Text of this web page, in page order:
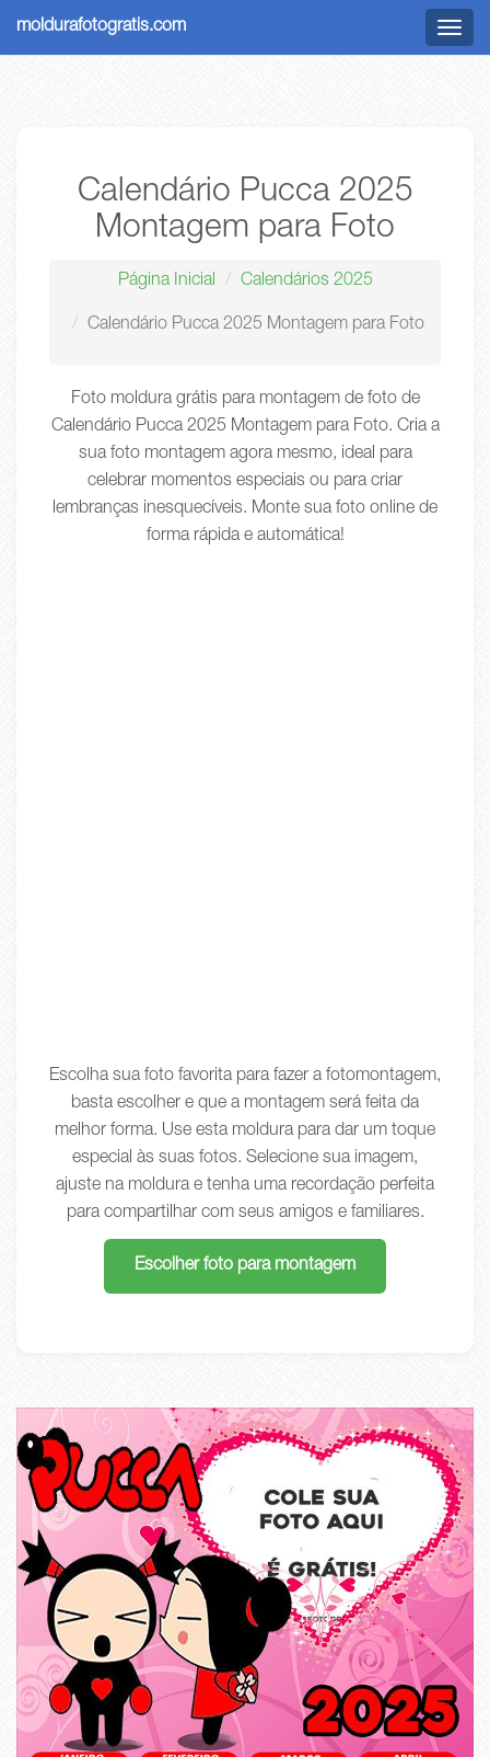
Menu
moldurafotogratis.com
Calendário Pucca 2025
Montagem para Foto
Página Inicial Calendários 2025
Calendário Pucca 2025 Montagem para Foto
Foto moldura grátis para montagem de foto de
Calendário Pucca 2025 Montagem para Foto. Cria a
sua foto montagem agora mesmo, ideal para
celebrar momentos especiais ou para criar
lembranças inesquecíveis. Monte sua foto online de
forma rápida e automática!
Escolha sua foto favorita para fazer a fotomontagem,
basta escolher e que a montagem será feita da
melhor forma. Use esta moldura para dar um toque
especial às suas fotos. Selecione sua imagem,
ajuste na moldura e tenha uma recordação perfeita
para compartilhar com seus amigos e familiares.
Escolher foto para montagem